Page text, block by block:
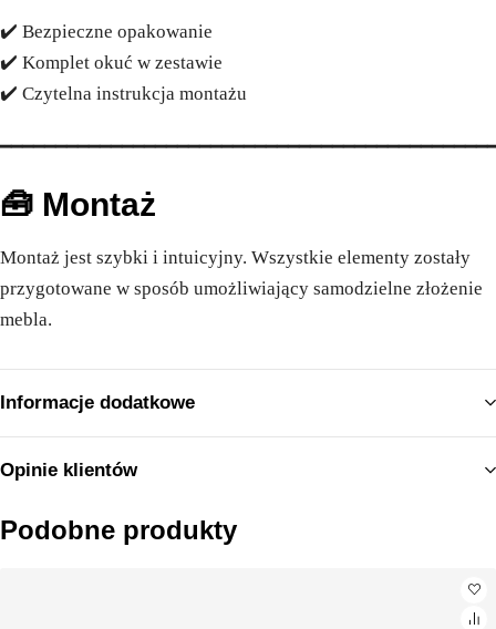
✔️ Bezpieczne opakowanie
✔️ Komplet okuć w zestawie
✔️ Czytelna instrukcja montażu
🧰 Montaż
Montaż jest szybki i intuicyjny. Wszystkie elementy zostały
przygotowane w sposób umożliwiający samodzielne złożenie
mebla.
Informacje dodatkowe
Opinie klientów
Podobne produkty